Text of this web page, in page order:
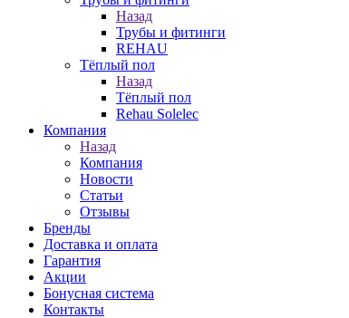
Назад
Трубы и фитинги
REHAU
Тёплый пол
Назад
Тёплый пол
Rehau Solelec
Компания
Назад
Компания
Новости
Статьи
Отзывы
Бренды
Доставка и оплата
Гарантия
Акции
Бонусная система
Контакты